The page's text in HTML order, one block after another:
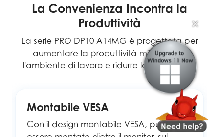
La Convenienza Incontra la
Produttività
La serie PRO DP10 A14MG è progettata per
aumentare la produttività milgiorando
l'ambiente di lavoro e ridurre la confusione.
Montabile VESA
Con il design montabile VESA, può
✕